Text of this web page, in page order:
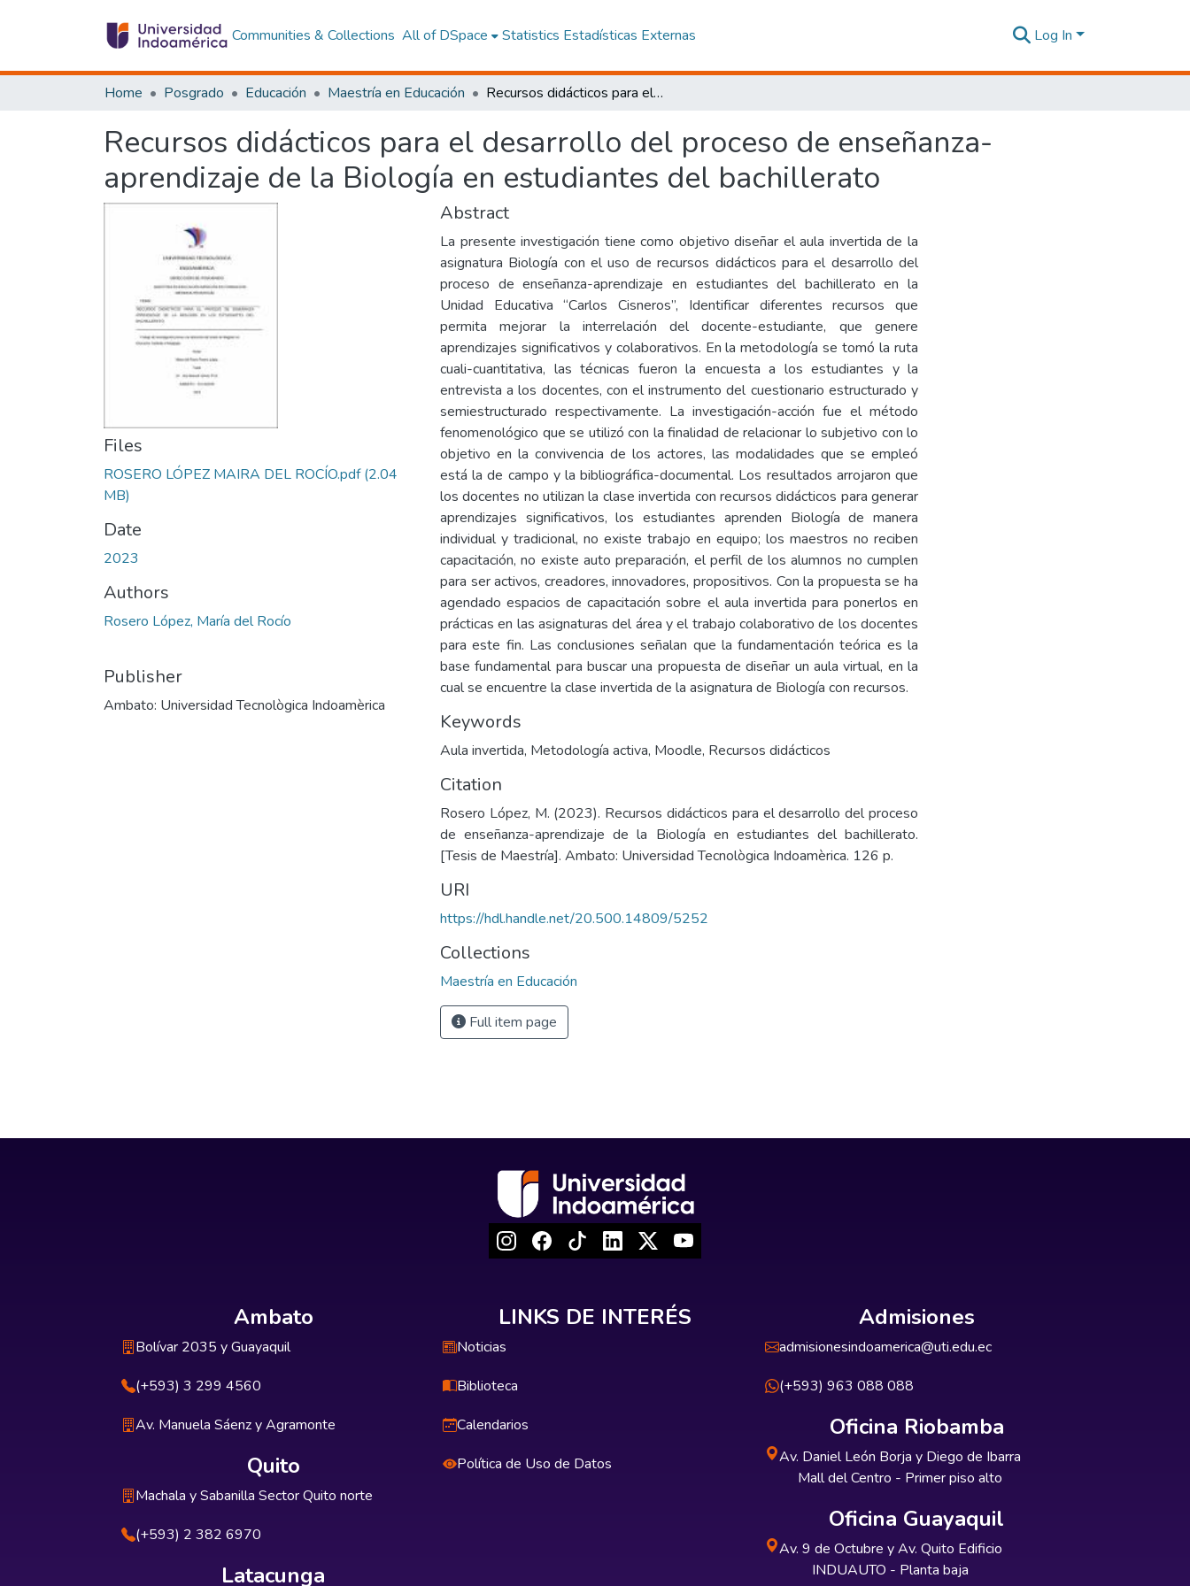
Communities & Collections All of DSpace Statistics Estadísticas Externas Log In
Home Posgrado Educación Maestría en Educación Recursos didácticos para el desarrollo del proceso de enseñanza-aprendizaje de la Biología en estudiantes del bachillerato
Recursos didácticos para el desarrollo del proceso de enseñanza-
aprendizaje de la Biología en estudiantes del bachillerato
Files
ROSERO LÓPEZ MAIRA DEL ROCÍO.pdf(2.04
MB)
Date
2023
Authors
Rosero López, María del Rocío
Publisher
Ambato: Universidad Tecnològica Indoamèrica
Abstract
La presente investigación tiene como objetivo diseñar el aula invertida de la
asignatura Biología con el uso de recursos didácticos para el desarrollo del
proceso de enseñanza-aprendizaje en estudiantes del bachillerato en la
Unidad Educativa “Carlos Cisneros”, Identificar diferentes recursos que
permita mejorar la interrelación del docente-estudiante, que genere
aprendizajes significativos y colaborativos. En la metodología se tomó la ruta
cuali-cuantitativa, las técnicas fueron la encuesta a los estudiantes y la
entrevista a los docentes, con el instrumento del cuestionario estructurado y
semiestructurado respectivamente. La investigación-acción fue el método
fenomenológico que se utilizó con la finalidad de relacionar lo subjetivo con lo
objetivo en la convivencia de los actores, las modalidades que se empleó
está la de campo y la bibliográfica-documental. Los resultados arrojaron que
los docentes no utilizan la clase invertida con recursos didácticos para generar
aprendizajes significativos, los estudiantes aprenden Biología de manera
individual y tradicional, no existe trabajo en equipo; los maestros no reciben
capacitación, no existe auto preparación, el perfil de los alumnos no cumplen
para ser activos, creadores, innovadores, propositivos. Con la propuesta se ha
agendado espacios de capacitación sobre el aula invertida para ponerlos en
prácticas en las asignaturas del área y el trabajo colaborativo de los docentes
para este fin. Las conclusiones señalan que la fundamentación teórica es la
base fundamental para buscar una propuesta de diseñar un aula virtual, en la
cual se encuentre la clase invertida de la asignatura de Biología con recursos.
Keywords
Aula invertida, Metodología activa, Moodle, Recursos didácticos
Citation
Rosero López, M. (2023). Recursos didácticos para el desarrollo del proceso
de enseñanza-aprendizaje de la Biología en estudiantes del bachillerato.
[Tesis de Maestría]. Ambato: Universidad Tecnològica Indoamèrica. 126 p.
URI
https://hdl.handle.net/20.500.14809/5252
Collections
Maestría en Educación
Full item page
Ambato
Bolívar 2035 y Guayaquil
(+593) 3 299 4560
Av. Manuela Sáenz y Agramonte
Quito
Machala y Sabanilla Sector Quito norte
(+593) 2 382 6970
Latacunga
LINKS DE INTERÉS
Noticias
Biblioteca
Calendarios
Política de Uso de Datos
Admisiones
admisionesindoamerica@uti.edu.ec
(+593) 963 088 088
Oficina Riobamba
Av. Daniel León Borja y Diego de Ibarra
Mall del Centro - Primer piso alto
Oficina Guayaquil
Av. 9 de Octubre y Av. Quito Edificio
INDUAUTO - Planta baja